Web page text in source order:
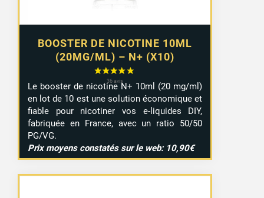
BOOSTER DE NICOTINE 10ML
(20MG/ML) – N+ (X10)
Le booster de nicotine N+ 10ml (20 mg/ml)
en lot de 10 est une solution économique et
fiable pour nicotiner vos e-liquides DIY,
fabriquée en France, avec un ratio 50/50
PG/VG.
Prix moyens constatés sur le web: 10,90€